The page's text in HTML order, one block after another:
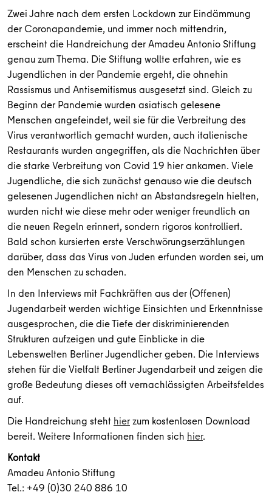
Zwei Jahre nach dem ersten Lockdown zur Eindämmung
der Coronapandemie, und immer noch mittendrin,
erscheint die Handreichung der Amadeu Antonio Stiftung
genau zum Thema. Die Stiftung wollte erfahren, wie es
Jugendlichen in der Pandemie ergeht, die ohnehin
Rassismus und Antisemitismus ausgesetzt sind. Gleich zu
Beginn der Pandemie wurden asiatisch gelesene
Menschen angefeindet, weil sie für die Verbreitung des
Virus verantwortlich gemacht wurden, auch italienische
Restaurants wurden angegriffen, als die Nachrichten über
die starke Verbreitung von Covid 19 hier ankamen. Viele
Jugendliche, die sich zunächst genauso wie die deutsch
gelesenen Jugendlichen nicht an Abstandsregeln hielten,
wurden nicht wie diese mehr oder weniger freundlich an
die neuen Regeln erinnert, sondern rigoros kontrolliert.
Bald schon kursierten erste Verschwörungserzählungen
darüber, dass das Virus von Juden erfunden worden sei, um
den Menschen zu schaden.
In den Interviews mit Fachkräften aus der (Offenen)
Jugendarbeit werden wichtige Einsichten und Erkenntnisse
ausgesprochen, die die Tiefe der diskriminierenden
Strukturen aufzeigen und gute Einblicke in die
Lebenswelten Berliner Jugendlicher geben. Die Interviews
stehen für die Vielfalt Berliner Jugendarbeit und zeigen die
große Bedeutung dieses oft vernachlässigten Arbeitsfeldes
auf.
Die Handreichung steht hierzum kostenlosen Download
bereit. Weitere Informationen finden sich hier.
Kontakt
Amadeu Antonio Stiftung
Tel.: +49 (0)30 240 886 10